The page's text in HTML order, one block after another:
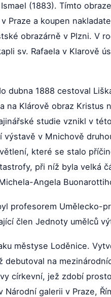
(1883). Tímto
Praze a koupen
obrazárně v Plzni. V
sv. Rafaela v Klarově
dubna 1888 cestoval
na Klárově obraz
studie vznikl v
výstavě v Mnichově
které se stalo
při níž byla velká
Angela
profesorem Umělecko-
člen Jednoty umělců
městyse Loděnice.
debutoval na
církevní, jež zdobí
Národní galerii v Praze,